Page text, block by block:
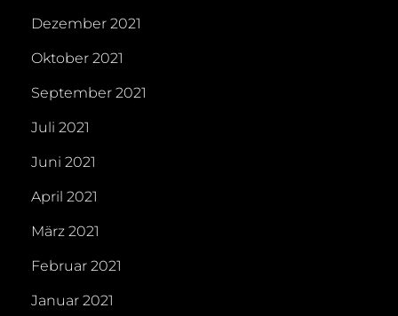
Dezember 2021
Oktober 2021
September 2021
Juli 2021
Juni 2021
April 2021
März 2021
Februar 2021
Januar 2021